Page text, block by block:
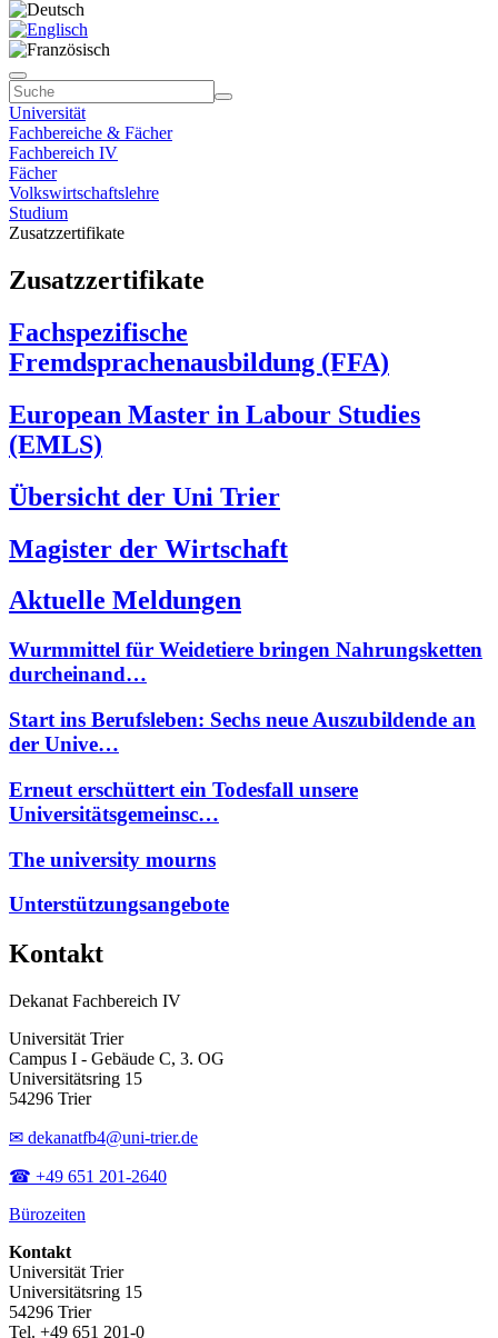
Universität
Fachbereiche & Fächer
Fachbereich IV
Fächer
Volkswirtschaftslehre
Studium
Zusatzzertifikate
Zusatzzertifikate
Fachspezifische
Fremdsprachenausbildung (FFA)
European Master in Labour Studies
(EMLS)
Übersicht der Uni Trier
Magister der Wirtschaft
Aktuelle Meldungen
Wurmmittel für Weidetiere bringen Nahrungsketten
durcheinand…
Start ins Berufsleben: Sechs neue Auszubildende an
der Unive…
Erneut erschüttert ein Todesfall unsere
Universitätsgemeinsc…
The university mourns
Unterstützungsangebote
Kontakt
Dekanat Fachbereich IV
Universität Trier
Campus I - Gebäude C, 3. OG
Universitätsring 15
54296 Trier
✉ dekanatfb4@uni-trier.de
☎ +49 651 201-2640
Bürozeiten
Kontakt
Universität Trier
Universitätsring 15
54296 Trier
Tel. +49 651 201-0